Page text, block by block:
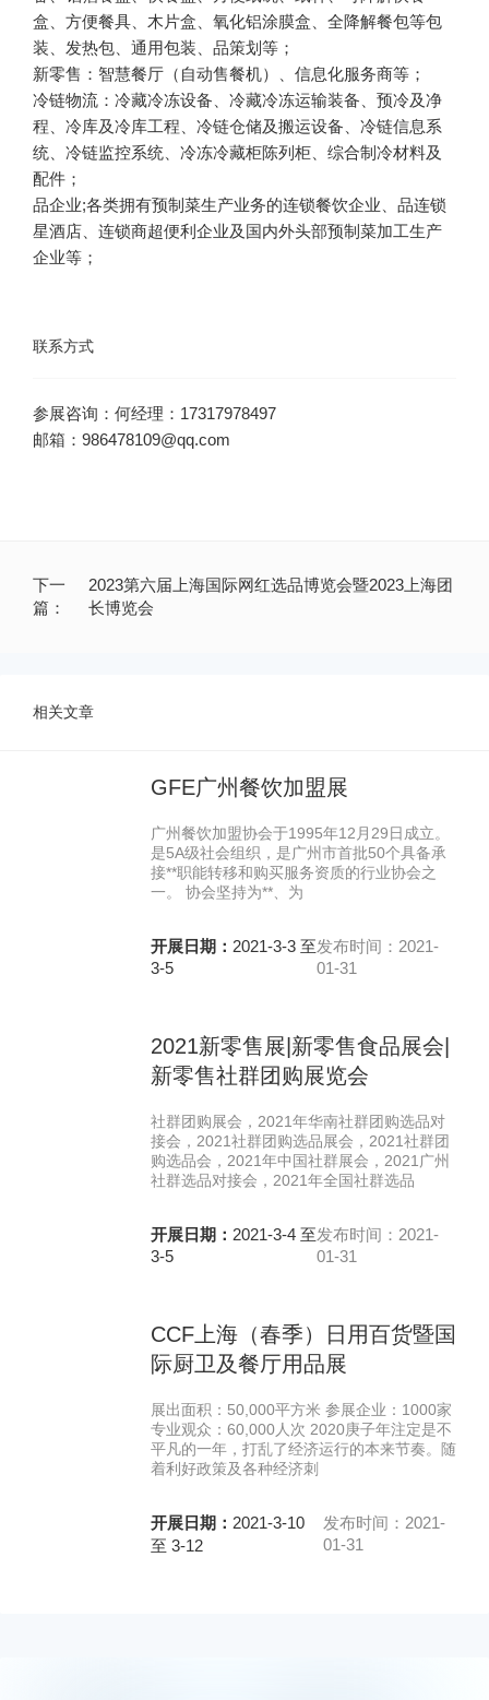
盒、方便餐具、木片盒、氧化铝涂膜盒、全降解餐包等包
冷链物流：冷藏冷冻设备、冷藏冷冻运输装备、预冷及净
程、冷库及冷库工程、冷链仓储及搬运设备、冷链信息系
统、冷链监控系统、冷冻冷藏柜陈列柜、综合制冷材料及
品企业;各类拥有预制菜生产业务的连锁餐饮企业、品连锁
星酒店、连锁商超便利企业及国内外头部预制菜加工生产
企业等；
联系方式
邮箱：986478109@qq.com
下一
篇：
2023第六届上海国际网红选品博览会暨2023上海团
长博览会
相关文章
GFE广州餐饮加盟展
广州餐饮加盟协会于1995年12月29日成立。
是5A级社会组织，是广州市首批50个具备承
接**职能转移和购买服务资质的行业协会之
一。 协会坚持为**、为
开展日期： 2021-3-3 至
3-5
发布时间：2021-
01-31
2021新零售展|新零售食品展会|
新零售社群团购展览会
社群团购展会，2021年华南社群团购选品对
接会，2021社群团购选品展会，2021社群团
购选品会，2021年中国社群展会，2021广州
社群选品对接会，2021年全国社群选品
开展日期： 2021-3-4 至
3-5
发布时间：2021-
01-31
CCF上海（春季）日用百货暨国
际厨卫及餐厅用品展
展出面积：50,000平方米 参展企业：1000家
专业观众：60,000人次 2020庚子年注定是不
平凡的一年，打乱了经济运行的本来节奏。随
着利好政策及各种经济刺
开展日期： 2021-3-10
至 3-12
发布时间：2021-
01-31